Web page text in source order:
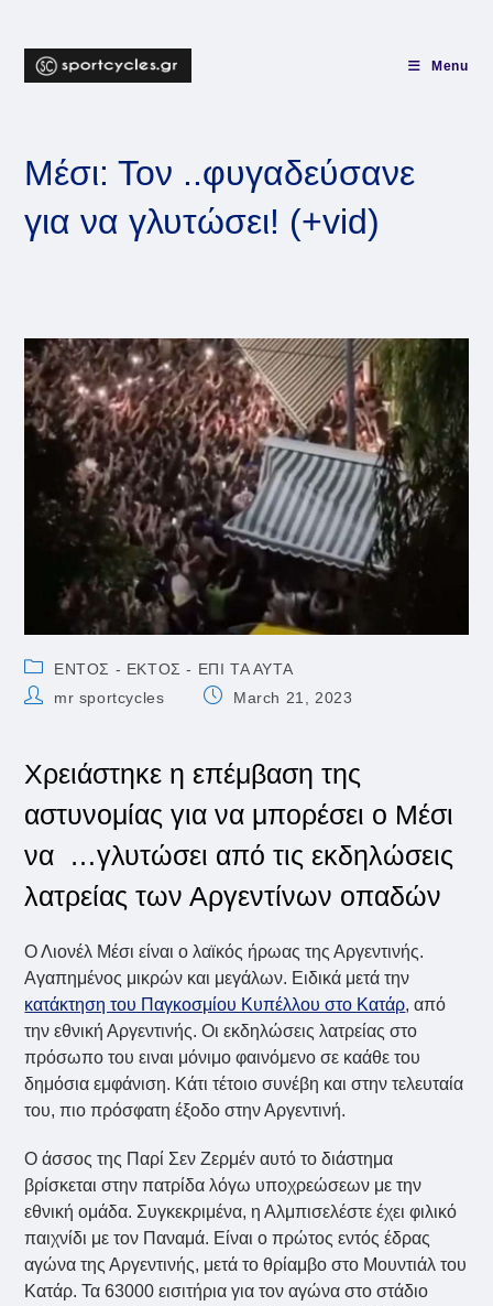
content
Menu
Μέσι: Τον ..φυγαδεύσανε
για να γλυτώσει! (+vid)
Post
category:
ΕΝΤΟΣ - ΕΚΤΟΣ - ΕΠΙ ΤΑ ΑΥΤΑ
Postmr sportcycles
PostMarch 21, 2023
Χρειάστηκε η επέμβαση της
αστυνομίας για να μπορέσει ο Μέσι
να …γλυτώσει από τις εκδηλώσεις
λατρείας των Αργεντίνων οπαδών
Ο Λιονέλ Μέσι είναι ο λαϊκός ήρωας της Αργεντινής.
Αγαπημένος μικρών και μεγάλων. Ειδικά μετά την
κατάκτηση του Παγκοσμίου Κυπέλλου στο Κατάρ, από
την εθνική Αργεντινής. Οι εκδηλώσεις λατρείας στο
πρόσωπο του ειναι μόνιμο φαινόμενο σε καάθε του
δημόσια εμφάνιση. Κάτι τέτοιο συνέβη και στην τελευταία
του, πιο πρόσφατη έξοδο στην Αργεντινή.
Ο άσσος της Παρί Σεν Ζερμέν αυτό το διάστημα
βρίσκεται στην πατρίδα λόγω υποχρεώσεων με την
εθνική ομάδα. Συγκεκριμένα, η Αλμπισελέστε έχει φιλικό
παιχνίδι με τον Παναμά. Είναι ο πρώτος εντός έδρας
αγώνα της Αργεντινής, μετά το θρίαμβο στο Μουντιάλ του
Κατάρ. Τα 63000 εισιτήρια για τον αγώνα στο στάδιο